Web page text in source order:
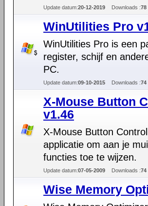
Update datum:20-12-2019 Downloads :78
WinUtilities Pro
WinUtilities Pro is een
register, schijf en
PC.
Update datum:09-10-2015 Downloads :74
X-Mouse Button
v1.46
X-Mouse Button
applicatie om aan je
functies toe te wijzen.
Update datum:07-05-2009 Downloads :74
Wise Memory